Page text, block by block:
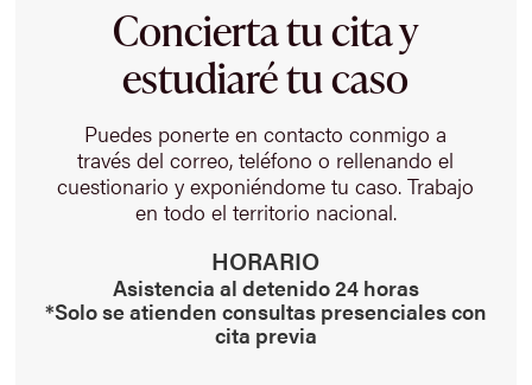
Concierta tu cita y
estudiaré tu caso
Puedes ponerte en contacto conmigo a
través del correo, teléfono o rellenando el
cuestionario y exponiéndome tu caso. Trabajo
en todo el territorio nacional.
HORARIO
Asistencia al detenido 24 horas
*Solo se atienden consultas presenciales con
cita previa